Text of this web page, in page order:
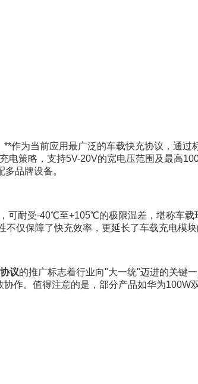
作为当前应用最广泛的车载快充协议，通过
策略，支持5V-20V的宽电压范围及最高
品牌设备。
可耐受-40℃至+105℃的极限温差，堪称车载
仅保障了快充效率，更延长了车载充电模块
议的推广标志着行业向"大一统"迈进的关键
作。值得注意的是，部分产品如华为100W